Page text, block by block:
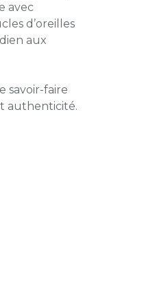
avec
d’oreilles
aux
savoir-faire
authenticité.